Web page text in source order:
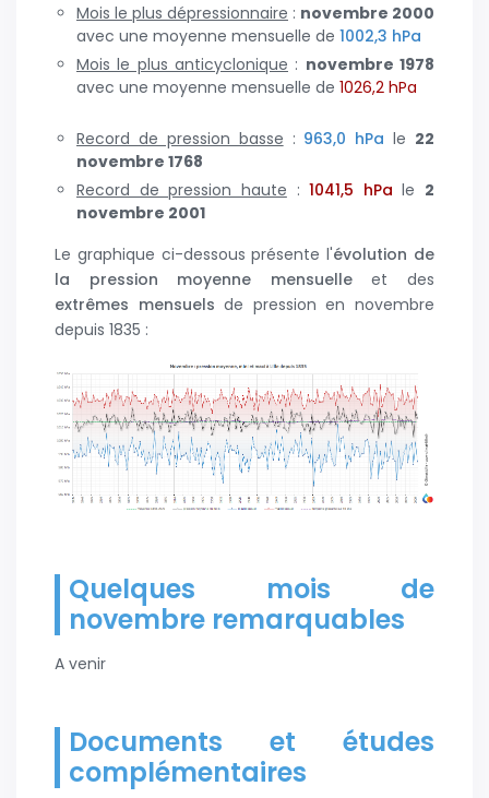
Mois le plus dépressionnaire : novembre 2000
avec une moyenne mensuelle de 1002,3 hPa
Mois le plus anticyclonique : novembre1978
avec une moyenne mensuelle de 1026,2 hPa
Record de pression basse : 963,0 hPa le 22
novembre 1768
Record de pression haute :1041,5 hPa le 2
novembre 2001
Le graphique ci-dessous présente l'évolution de
la pression moyenne mensuelleet des
extrêmes mensuelsde pression en novembre
depuis 1835 :
Quelques mois de
novembre remarquables
A venir
Documents et études
complémentaires